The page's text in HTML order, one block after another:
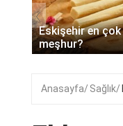
Eskişehir en çok
meşhur?
‹
Anasayfa Sağlık